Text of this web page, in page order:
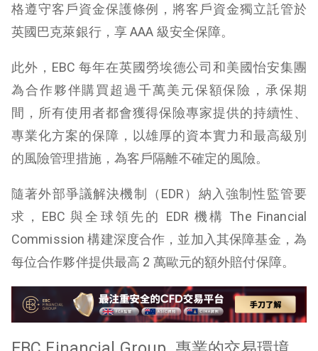
格遵守客戶資金保護條例，將客戶資金獨立託管於
英國巴克萊銀行，享 AAA 級安全保障。
此外，EBC 每年在英國勞埃德公司和美國怡安集團
為合作夥伴購買超過千萬美元保額保險，承保期
間，所有使用者都會獲得保險專家提供的持續性、
專業化方案的保障，以雄厚的資本實力和最高級別
的風險管理措施，為客戶隔離不確定的風險。
隨著外部爭議解決機制（EDR）納入強制性監管要
求，EBC 與全球領先的 EDR 機構 The Financial
Commission 構建深度合作，並加入其保障基金，為
每位合作夥伴提供最高 2 萬歐元的額外賠付保障。